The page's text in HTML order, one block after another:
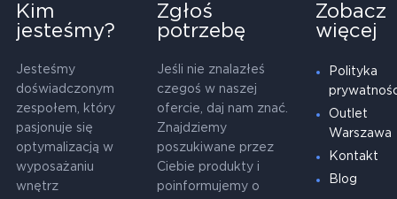
Kim
jesteśmy?
Jesteśmy
doświadczonym
zespołem, który
pasjonuje się
optymalizacją w
wyposażaniu
wnętrz
Zgłoś
potrzebę
Jeśli nie znalazłeś
czegoś w naszej
ofercie, daj nam znać.
Znajdziemy
poszukiwane przez
Ciebie produkty i
poinformujemy o
Zobacz
więcej
Polityka
Outlet
Warszawa
Kontakt
Blog